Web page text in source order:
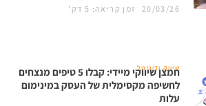
20/03/26 זמן קריאה: 5 דק'
שיווק ודיגיטל
חמצן שיווקי מיידי: קבלו 5 טיפים מנצחים
לחשיפה מקסימלית של העסק במינימום
עלות